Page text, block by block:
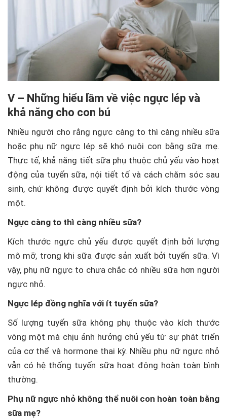
V – Những hiểu lầm về việc ngực lép và
khả năng cho con bú
Nhiều người cho rằng ngực càng to thì càng nhiều sữa
hoặc phụ nữ ngực lép sẽ khó nuôi con bằng sữa mẹ.
Thực tế, khả năng tiết sữa phụ thuộc chủ yếu vào hoạt
động của tuyến sữa, nội tiết tố và cách chăm sóc sau
sinh, chứ không được quyết định bởi kích thước vòng
một.
Ngực càng to thì càng nhiều sữa?
Kích thước ngực chủ yếu được quyết định bởi lượng
mô mỡ, trong khi sữa được sản xuất bởi tuyến sữa. Vì
vậy, phụ nữ ngực to chưa chắc có nhiều sữa hơn người
ngực nhỏ.
Ngực lép đồng nghĩa với ít tuyến sữa?
Số lượng tuyến sữa không phụ thuộc vào kích thước
vòng một mà chịu ảnh hưởng chủ yếu từ sự phát triển
của cơ thể và hormone thai kỳ. Nhiều phụ nữ ngực nhỏ
vẫn có hệ thống tuyến sữa hoạt động hoàn toàn bình
thường.
Phụ nữ ngực nhỏ không thể nuôi con hoàn toàn bằng
sữa mẹ?